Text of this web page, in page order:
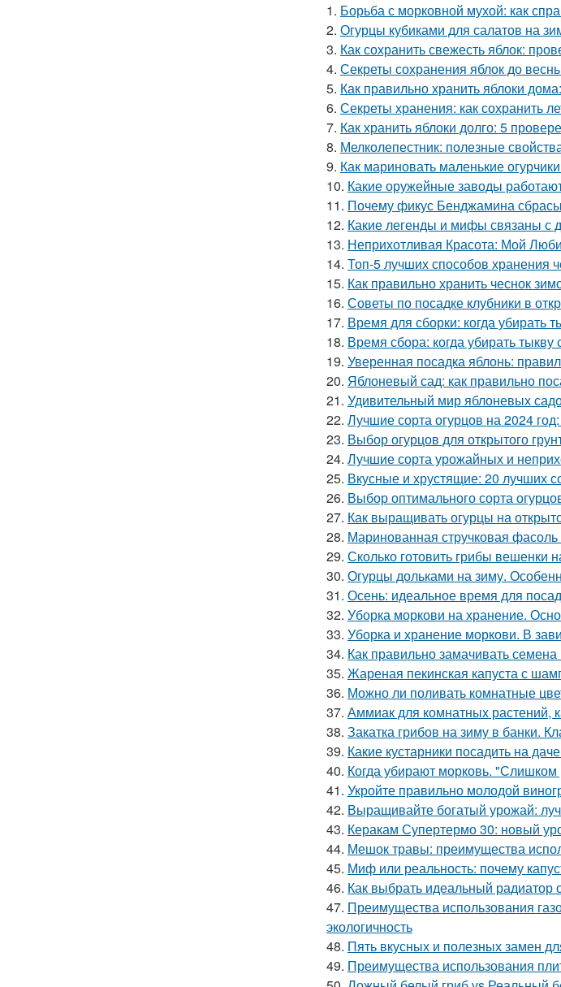
1. Борьба с морковной мухой: как
2. Огурцы кубиками для салатов на
3. Как сохранить свежесть яблок:
4. Секреты сохранения яблок до
5. Как правильно хранить яблоки
6. Секреты хранения: как сохранить
7. Как хранить яблоки долго: 5
8. Мелколепестник: полезные
9. Как мариновать маленькие
10. Какие оружейные заводы
11. Почему фикус Бенджамина
12. Какие легенды и мифы связаны с
13. Неприхотливая Красота: Мой
14. Топ-5 лучших способов хранения
15. Как правильно хранить чеснок
16. Советы по посадке клубники в
17. Время для сборки: когда убирать
18. Время сбора: когда убирать
19. Уверенная посадка яблонь:
20. Яблоневый сад: как правильно
21. Удивительный мир яблоневых
22. Лучшие сорта огурцов на 2024
23. Выбор огурцов для открытого
24. Лучшие сорта урожайных и
25. Вкусные и хрустящие: 20 лучших
26. Выбор оптимального сорта
27. Как выращивать огурцы на
28. Маринованная стручковая
29. Сколько готовить грибы вешенки
30. Огурцы дольками на зиму.
31. Осень: идеальное время для
32. Уборка моркови на хранение.
33. Уборка и хранение моркови. В
34. Как правильно замачивать
35. Жареная пекинская капуста с
36. Можно ли поливать комнатные
37. Аммиак для комнатных растений,
38. Закатка грибов на зиму в банки.
39. Какие кустарники посадить на
40. Когда убирают морковь. "Слишком
41. Укройте правильно молодой
42. Выращивайте богатый урожай:
43. Керакам Супертермо 30: новый
44. Мешок травы: преимущества
45. Миф или реальность: почему
46. Как выбрать идеальный
47. Преимущества использования
экологичность
48. Пять вкусных и полезных замен
49. Преимущества использования